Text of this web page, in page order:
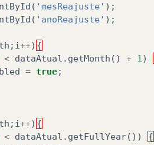
( 'mesReajuste' );
( 'anoReajuste' );
; i++) {
< dataAtual . getMonth () + 1 )
= true;
; i++) {
< dataAtual . getFullYear())
{